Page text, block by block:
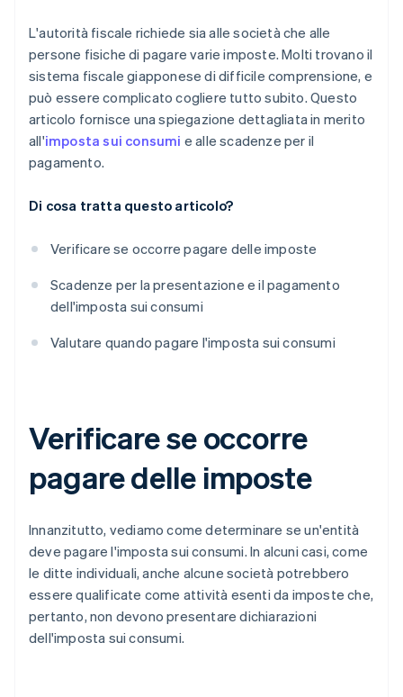
L'autorità fiscale richiede sia alle società che alle
persone fisiche di pagare varie imposte. Molti trovano il
sistema fiscale giapponese di difficile comprensione, e
può essere complicato cogliere tutto subito. Questo
articolo fornisce una spiegazione dettagliata in merito
all'imposta sui consumi e alle scadenze per il
pagamento.
Di cosa tratta questo articolo?
Verificare se occorre pagare delle imposte
Scadenze per la presentazione e il pagamento
dell'imposta sui consumi
Valutare quando pagare l'imposta sui consumi
Verificare se occorre
pagare delle imposte
Innanzitutto, vediamo come determinare se un'entità
deve pagare l'imposta sui consumi. In alcuni casi, come
le ditte individuali, anche alcune società potrebbero
essere qualificate come attività esenti da imposte che,
pertanto, non devono presentare dichiarazioni
dell'imposta sui consumi.